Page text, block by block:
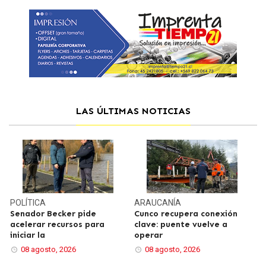
LAS ÚLTIMAS NOTICIAS
POLÍTICA
Senador Becker pide
acelerar recursos para
iniciar la
08 agosto, 2026
ARAUCANÍA
Cunco recupera conexión
clave: puente vuelve a
operar
08 agosto, 2026